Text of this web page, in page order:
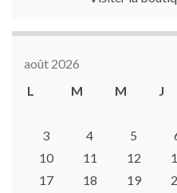
août 2026
L
M M J
3
4 5
10
11 12
17
18 19